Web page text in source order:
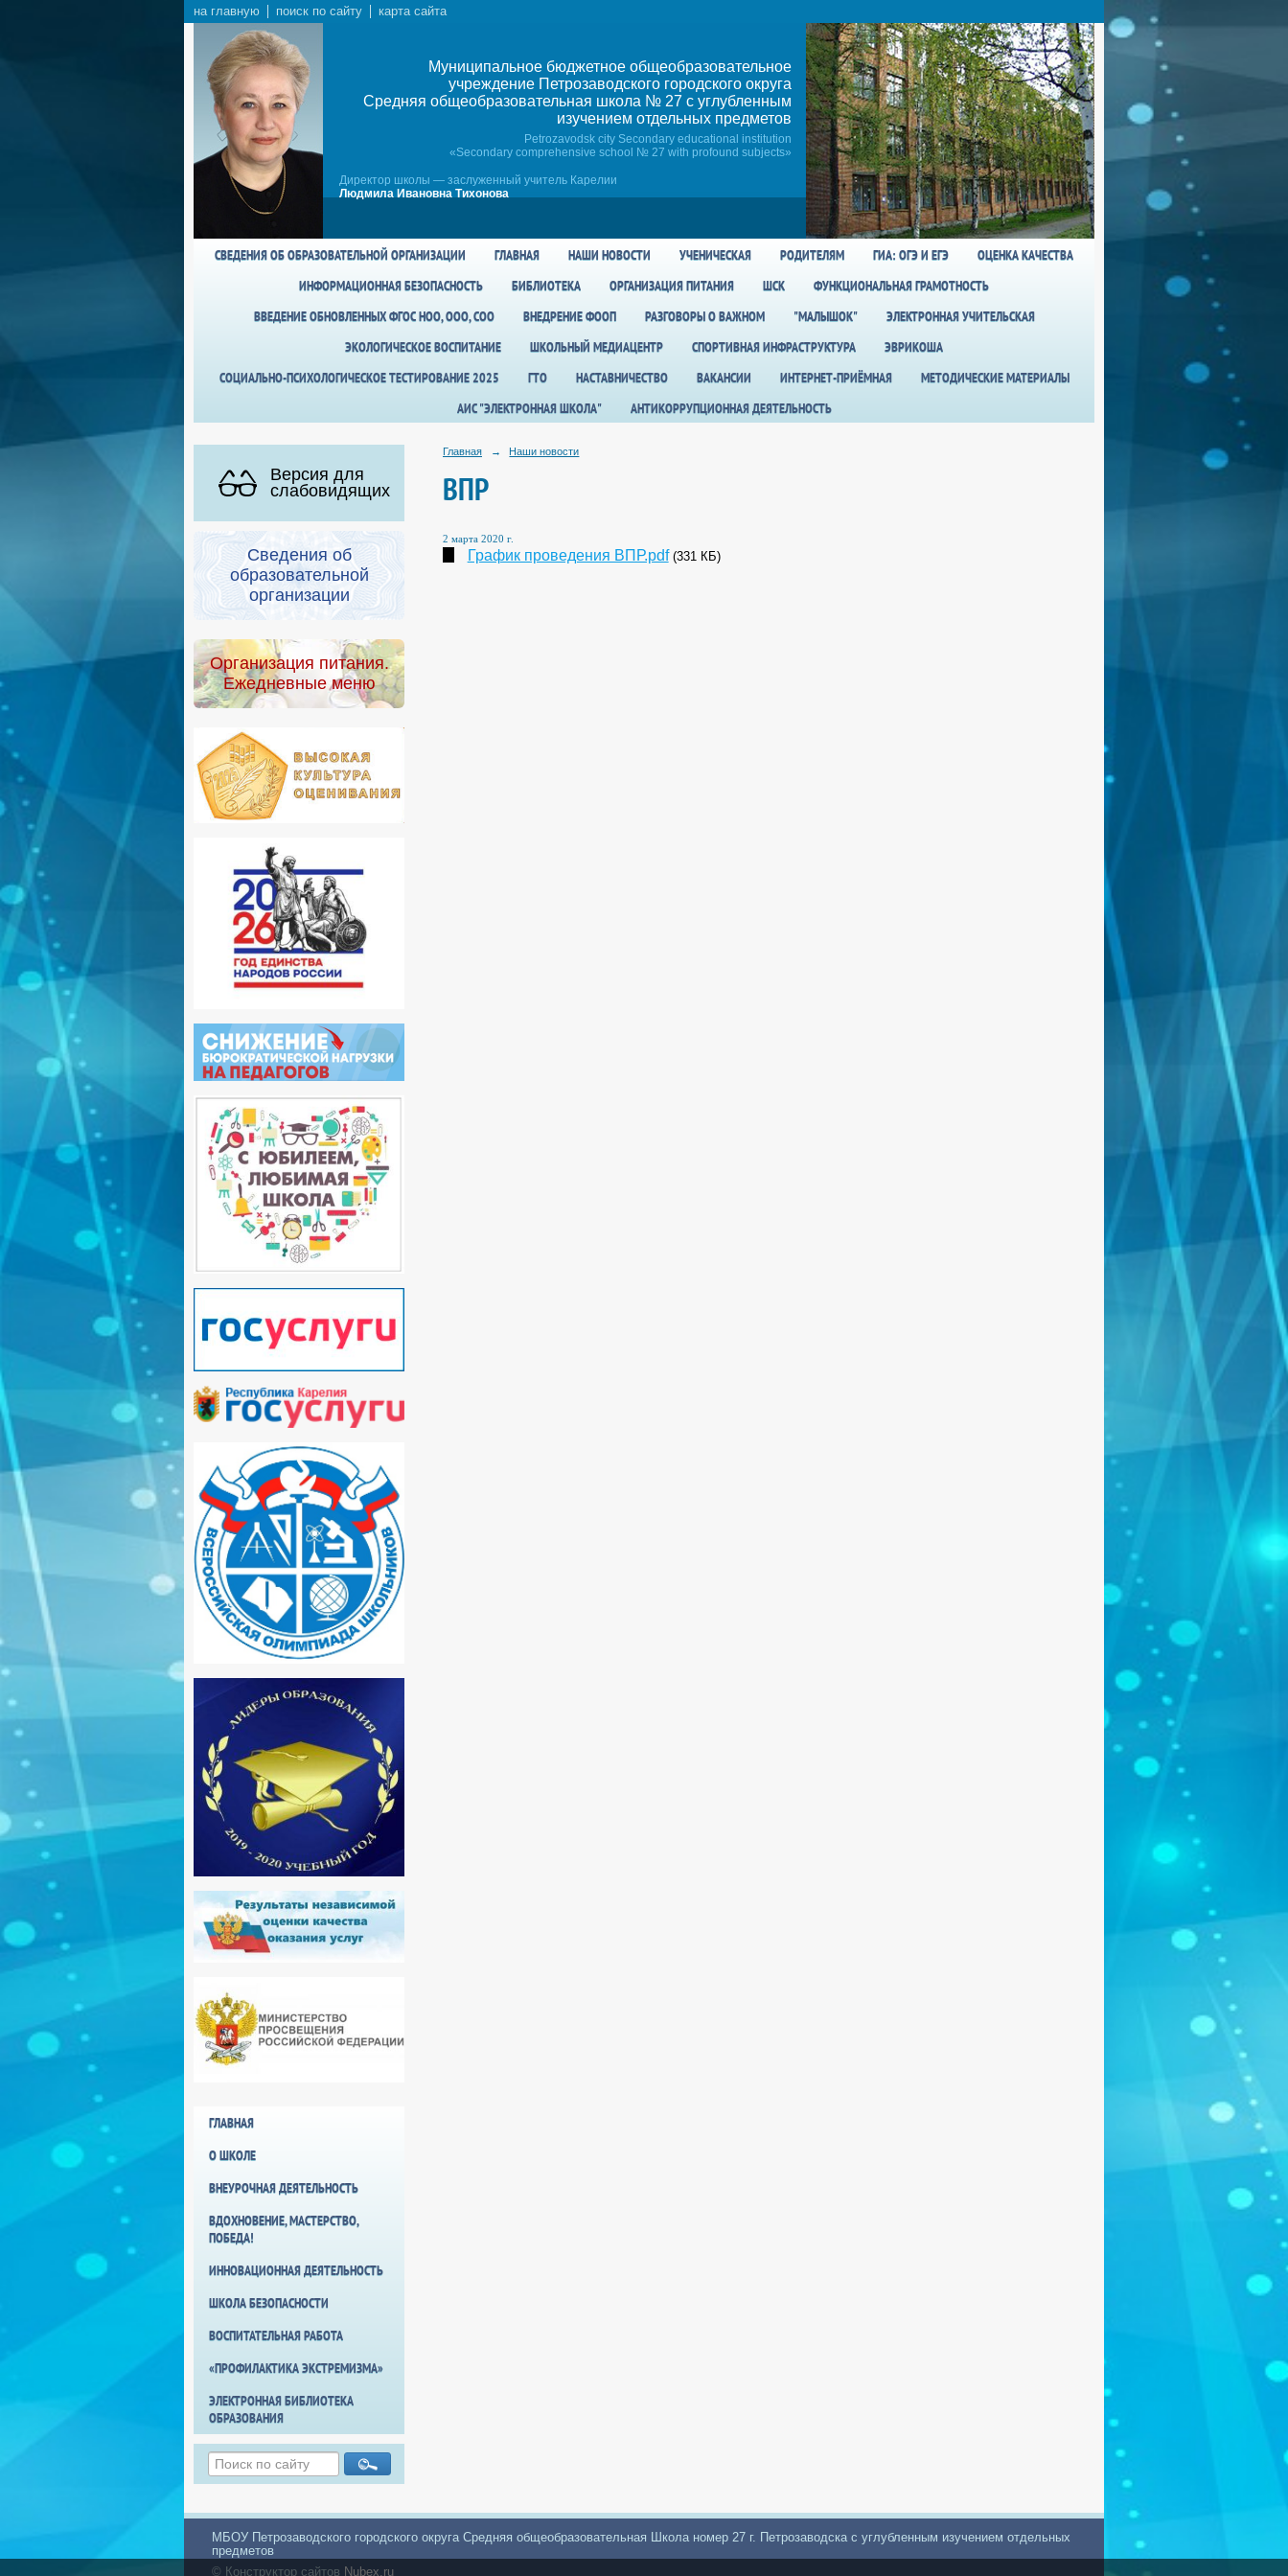
на главную поиск по сайту карта сайта
Муниципальное бюджетное общеобразовательное
учреждение Петрозаводского городского округа
Средняя общеобразовательная школа № 27 c углубленным
изучением отдельных предметов
Petrozavodsk city Secondary educational institution
«Secondary comprehensive school № 27 with profound subjects»
Директор школы — заслуженный учитель Карелии
Людмила Ивановна Тихонова
СВЕДЕНИЯ ОБ ОБРАЗОВАТЕЛЬНОЙ ОРГАНИЗАЦИИ ГЛАВНАЯ НАШИ НОВОСТИ УЧЕНИЧЕСКАЯ РОДИТЕЛЯМ ГИА: ОГЭ И ЕГЭ
ОЦЕНКА КАЧЕСТВА
ИНФОРМАЦИОННАЯ БЕЗОПАСНОСТЬ
БИБЛИОТЕКА ОРГАНИЗАЦИЯ ПИТАНИЯ ШСК
ФУНКЦИОНАЛЬНАЯ ГРАМОТНОСТЬ
ВВЕДЕНИЕ ОБНОВЛЕННЫХ ФГОС НОО, ООО, СОО
ВНЕДРЕНИЕ ФООП РАЗГОВОРЫ О ВАЖНОМ "МАЛЫШОК"
ЭЛЕКТРОННАЯ УЧИТЕЛЬСКАЯ
ЭКОЛОГИЧЕСКОЕ ВОСПИТАНИЕ
ШКОЛЬНЫЙ МЕДИАЦЕНТР СПОРТИВНАЯ ИНФРАСТРУКТУРА
ЭВРИКОША
СОЦИАЛЬНО-ПСИХОЛОГИЧЕСКОЕ ТЕСТИРОВАНИЕ 2025
ГТО НАСТАВНИЧЕСТВО ВАКАНСИИ ИНТЕРНЕТ-ПРИЁМНАЯ
МЕТОДИЧЕСКИЕ МАТЕРИАЛЫ
АИС "ЭЛЕКТРОННАЯ ШКОЛА"
АНТИКОРРУПЦИОННАЯ ДЕЯТЕЛЬНОСТЬ
Версия для
слабовидящих
Сведения об
образовательной
организации
Организация питания.
Ежедневные меню
ГЛАВНАЯ
О ШКОЛЕ
ВНЕУРОЧНАЯ ДЕЯТЕЛЬНОСТЬ
ВДОХНОВЕНИЕ, МАСТЕРСТВО,
ПОБЕДА!
ИННОВАЦИОННАЯ ДЕЯТЕЛЬНОСТЬ
ШКОЛА БЕЗОПАСНОСТИ
ВОСПИТАТЕЛЬНАЯ РАБОТА
«ПРОФИЛАКТИКА ЭКСТРЕМИЗМА»
ЭЛЕКТРОННАЯ БИБЛИОТЕКА
ОБРАЗОВАНИЯ
Главная → Наши новости
ВПР
2 марта 2020 г.
График проведения ВПР.pdf (331 КБ)
МБОУ Петрозаводского городского округа Средняя общеобразовательная Школа номер 27 г. Петрозаводска с углубленным изучением отдельных
предметов
© Конструктор сайтов Nubex.ru